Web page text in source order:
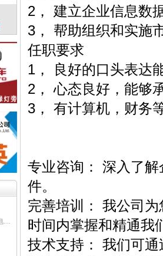
梅州市梅县区程江通亮五金交电经营部
2， 建立企业信息数
3， 帮助组织和实施
任职要求
1， 良好的口头表达
2， 心态良好，能够
3， 有计算机，财务
专业咨询： 深入了
件。
完善培训： 我公司
时间内掌握和精通我
技术支持： 我们可